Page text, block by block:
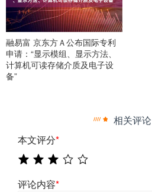
融易富 京东方Ａ公布国际专利
申请：“显示模组、显示方法、
计算机可读存储介质及电子设
备”
相关评论
本文评分*
评论内容*